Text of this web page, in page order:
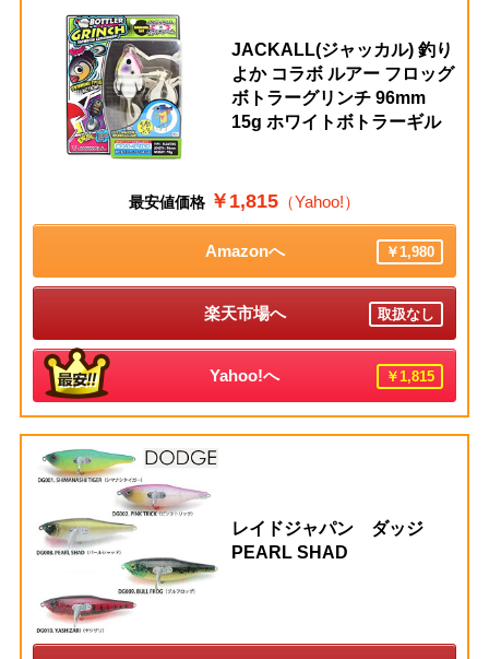
JACKALL(ジャッカル) 釣り
よか コラボ ルアー フロッグ
ボトラーグリンチ 96mm
15g ホワイトボトラーギル
最安値価格 ￥1,815 （Yahoo!）
Amazonへ ￥1,980
楽天市場へ 取扱なし
Yahoo!へ ￥1,815
レイドジャパン ダッジ
PEARL SHAD